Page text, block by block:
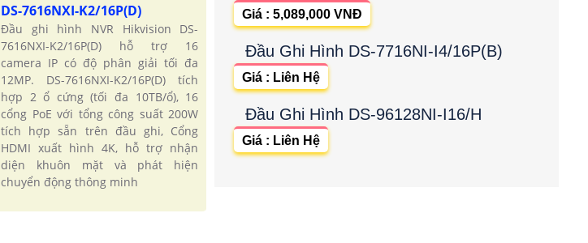
DS-7616NXI-K2/16P(D)
Đầu ghi hình NVR Hikvision DS-
7616NXI-K2/16P(D) hỗ trợ 16
camera IP có độ phân giải tối đa
12MP. DS-7616NXI-K2/16P(D) tích
hợp 2 ổ cứng (tối đa 10TB/ổ), 16
cổng PoE với tổng công suất 200W
tích hợp sẵn trên đầu ghi, Cổng
HDMI xuất hình 4K, hỗ trợ nhận
diện khuôn mặt và phát hiện
chuyển động thông minh
Giá : 5,089,000 VNĐ
Đầu Ghi Hình DS-7716NI-I4/16P(B)
Giá : Liên Hệ
Đầu Ghi Hình DS-96128NI-I16/H
Giá : Liên Hệ